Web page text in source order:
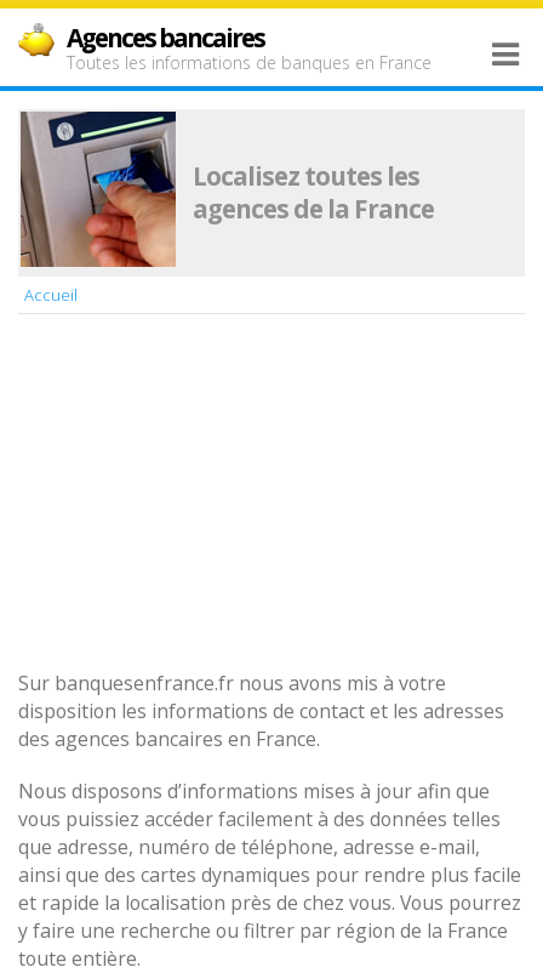
Agences bancaires
Toutes les informations de banques en France
Localisez toutes les
agences de la France
Accueil
Sur banquesenfrance.fr nous avons mis à votre
disposition les informations de contact et les adresses
des agences bancaires en France.
Nous disposons d’informations mises à jour afin que
vous puissiez accéder facilement à des données telles
que adresse, numéro de téléphone, adresse e-mail,
ainsi que des cartes dynamiques pour rendre plus facile
et rapide la localisation près de chez vous. Vous pourrez
y faire une recherche ou filtrer par région de la France
toute entière.